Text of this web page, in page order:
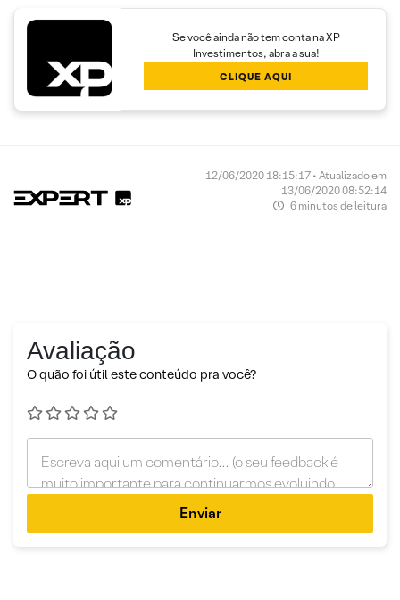
Se você ainda não tem conta na XP
Investimentos, abra a sua!
CLIQUE AQUI
12/06/2020 18:15:17 • Atualizado em
13/06/2020 08:52:14
6 minutos de leitura
Avaliação
O quão foi útil este conteúdo pra você?
Enviar